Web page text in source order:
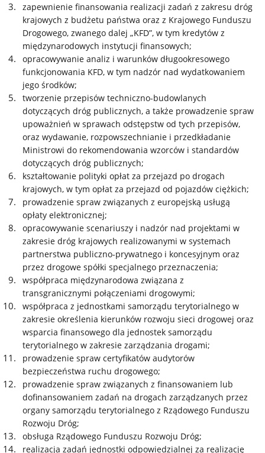
zapewnienie finansowania realizacji zadań z zakresu dróg
krajowych z budżetu państwa oraz z Krajowego Funduszu
Drogowego, zwanego dalej „KFD”, w tym kredytów z
międzynarodowych instytucji finansowych;
opracowywanie analiz i warunków długookresowego
funkcjonowania KFD, w tym nadzór nad wydatkowaniem
jego środków;
tworzenie przepisów techniczno-budowlanych
dotyczących dróg publicznych, a także prowadzenie spraw
upoważnień w sprawach odstępstw od tych przepisów,
oraz wydawanie, rozpowszechnianie i przedkładanie
Ministrowi do rekomendowania wzorców i standardów
dotyczących dróg publicznych;
kształtowanie polityki opłat za przejazd po drogach
krajowych, w tym opłat za przejazd od pojazdów ciężkich;
prowadzenie spraw związanych z europejską usługą
opłaty elektronicznej;
opracowywanie scenariuszy i nadzór nad projektami w
zakresie dróg krajowych realizowanymi w systemach
partnerstwa publiczno-prywatnego i koncesyjnym oraz
przez drogowe spółki specjalnego przeznaczenia;
współpraca międzynarodowa związana z
transgranicznymi połączeniami drogowymi;
współpraca z jednostkami samorządu terytorialnego w
zakresie określenia kierunków rozwoju sieci drogowej oraz
wsparcia finansowego dla jednostek samorządu
terytorialnego w zakresie zarządzania drogami;
prowadzenie spraw certyfikatów audytorów
bezpieczeństwa ruchu drogowego;
prowadzenie spraw związanych z finansowaniem lub
dofinansowaniem zadań na drogach zarządzanych przez
organy samorządu terytorialnego z Rządowego Funduszu
Rozwoju Dróg;
obsługa Rządowego Funduszu Rozwoju Dróg;
realizacja zadań jednostki odpowiedzialnej za realizację